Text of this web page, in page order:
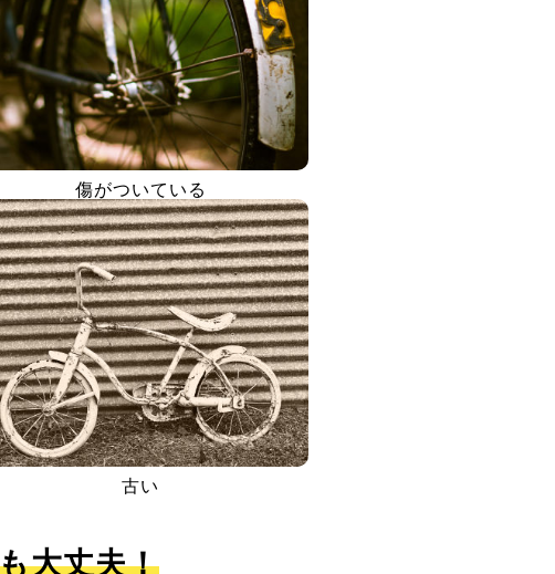
傷がついている
古い
大丈夫！